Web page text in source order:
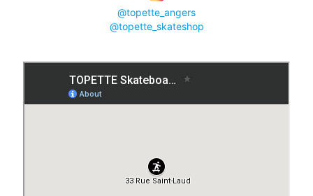
@topette_angers
@topette_skateshop